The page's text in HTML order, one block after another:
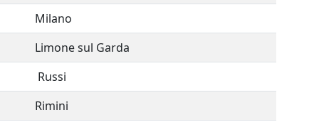
Milano
Limone sul Garda
Russi
Rimini